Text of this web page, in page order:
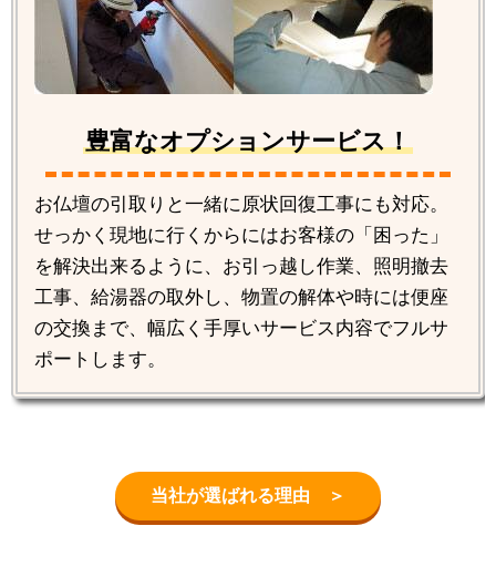
豊富なオプションサービス！
お仏壇の引取りと一緒に原状回復工事にも対応。
せっかく現地に行くからにはお客様の「困った」
を解決出来るように、お引っ越し作業、照明撤去
工事、給湯器の取外し、物置の解体や時には便座
の交換まで、幅広く手厚いサービス内容でフルサ
ポートします。
当社が選ばれる理由 ＞